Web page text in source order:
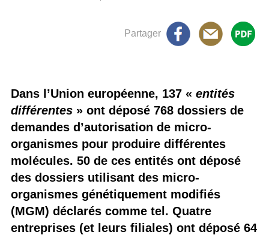
Partager
Dans l’Union européenne, 137 « entités
différentes» ont déposé 768 dossiers de
demandes d’autorisation de micro-
organismes pour produire différentes
molécules. 50 de ces entités ont déposé
des dossiers utilisant des micro-
organismes génétiquement modifiés
(MGM) déclarés comme tel. Quatre
entreprises (et leurs filiales) ont déposé 64